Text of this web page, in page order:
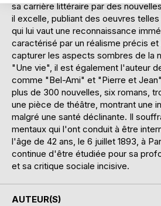
sa carrière littéraire par des
il excelle, publiant des oeuvres
qui lui vaut une reconnaissance
caractérisé par un réalisme précis
capturer les aspects sombres de la
"Une vie", il est également l'auteur
comme "Bel-Ami" et "Pierre et
plus de 300 nouvelles, six romans,
une pièce de théâtre, montrant une
malgré une santé déclinante. Il
mentaux qui l'ont conduit à être
l'âge de 42 ans, le 6 juillet 1893, à
continue d'être étudiée pour sa
et sa critique sociale incisive.
AUTEUR(S)